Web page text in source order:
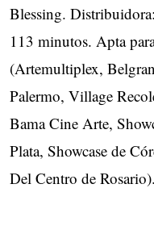
Blessing.
113 minutos. Apta
(Artemultiplex,
Palermo, Village
Bama Cine Arte,
Plata, Showcase de
Del Centro de Rosario).